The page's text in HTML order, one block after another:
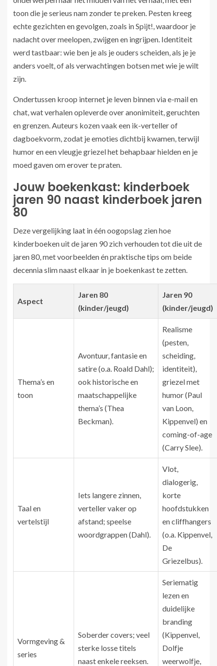
toon die je serieus nam zonder te preken. Pesten kreeg
echte gezichten en gevolgen, zoals in Spijt!, waardoor je
nadacht over meelopen, zwijgen en ingrijpen. Identiteit
werd tastbaar: wie ben je als je ouders scheiden, als je je
anders voelt, of als verwachtingen botsen met wie je wilt
zijn.
Ondertussen kroop internet je leven binnen via e-mail en
chat, wat verhalen opleverde over anonimiteit, geruchten
en grenzen. Auteurs kozen vaak een ik-verteller of
dagboekvorm, zodat je emoties dichtbij kwamen, terwijl
humor en een vleugje griezel het behapbaar hielden en je
moed gaven om erover te praten.
Jouw boekenkast: kinderboek
jaren 90 naast kinderboek jaren
80
Deze vergelijking laat in één oogopslag zien hoe
kinderboeken uit de jaren 90 zich verhouden tot die uit de
jaren 80, met voorbeelden én praktische tips om beide
decennia slim naast elkaar in je boekenkast te zetten.
Aspect
Jaren 80
(kinder/jeugd)
Jaren 90
(kinder/jeugd)
Thema’s en
toon
Avontuur, fantasie en
satire (o.a. Roald Dahl);
ook historische en
maatschappelijke
thema’s (Thea
Beckman).
Realisme
(pesten,
scheiding,
identiteit),
griezel met
humor (Paul
van Loon,
Kippenvel) en
coming-of-age
(Carry Slee).
Taal en
vertelstijl
Iets langere zinnen,
verteller vaker op
afstand; speelse
woordgrappen (Dahl).
Vlot,
dialogerig,
korte
hoofdstukken
en cliffhangers
(o.a. Kippenvel,
De
Griezelbus).
Vormgeving &
series
Soberder covers; veel
sterke losse titels
naast enkele reeksen.
Seriematig
lezen en
duidelijke
branding
(Kippenvel,
Dolfje
weerwolfje,